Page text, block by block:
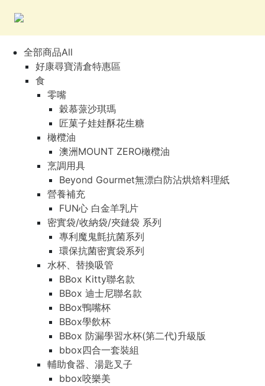
全部商品All
好康尋寶清倉特惠區
食
零嘴
穀慕蒎沙琪瑪
匠菓子娃娃酥花生糖
橄欖油
澳洲MOUNT ZERO橄欖油
烹調用具
Beyond Gourmet無漂白防沾烘焙料理紙
營養補充
FUN心 白金羊乳片
密實袋/收納袋/夾鏈袋 系列
專利魔鬼氈抗菌系列
環保抗菌密實袋系列
水杯、替換吸管
BBox Kitty聯名款
BBox 迪士尼聯名款
BBox鴨嘴杯
BBox學飲杯
BBox 防漏學習水杯(第二代)升級版
bbox四合一套裝組
輔助食器、湯匙叉子
bbox咬樂美